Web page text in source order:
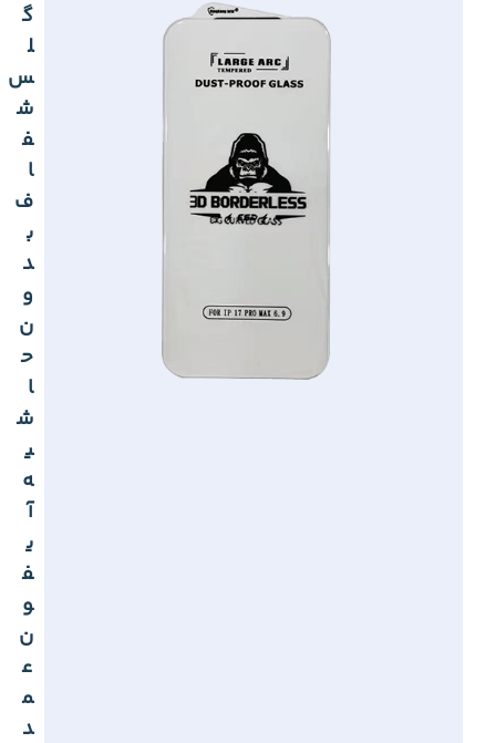
گ
ل
س
ش
ف
ا
ف
ب
د
و
ن
ح
ا
ش
ی
ه
آ
ی
ف
و
ن
ع
م
د